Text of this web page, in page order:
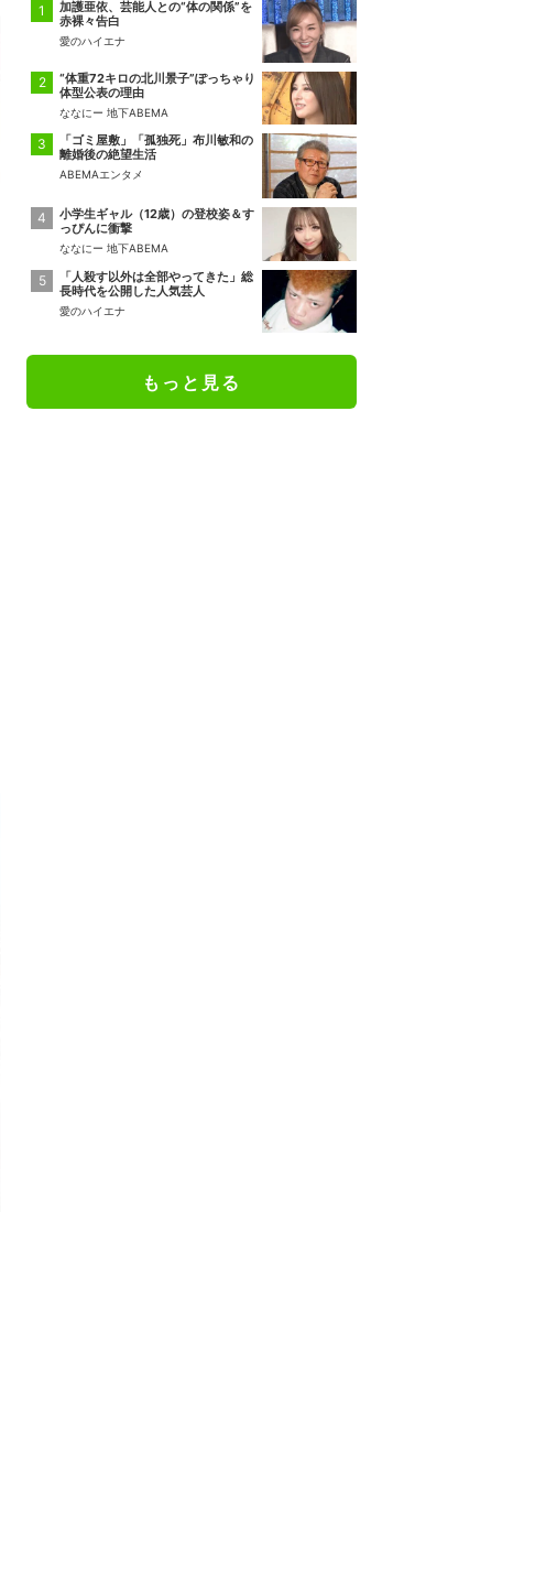
加護亜依、芸能人との“体の関係”を
赤裸々告白
愛のハイエナ
“体重72キロの北川景子”ぽっちゃり
体型公表の理由
ななにー 地下ABEMA
「ゴミ屋敷」「孤独死」布川敏和の
離婚後の絶望生活
ABEMAエンタメ
小学生ギャル（12歳）の登校姿＆す
っぴんに衝撃
ななにー 地下ABEMA
「人殺す以外は全部やってきた」総
長時代を公開した人気芸人
愛のハイエナ
もっと見る